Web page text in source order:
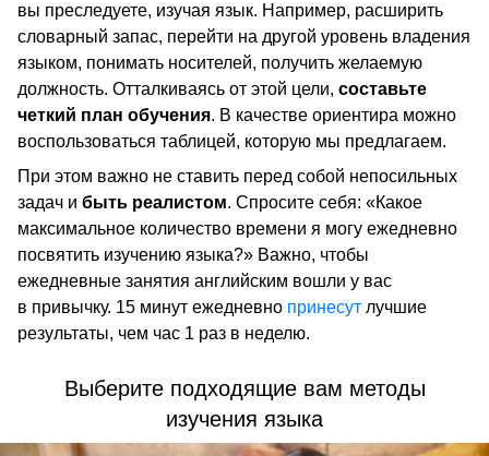
вы преследуете, изучая язык. Например, расширить
словарный запас, перейти на другой уровень владения
языком, понимать носителей, получить желаемую
должность. Отталкиваясь от этой цели, составьте
четкий план обучения. В качестве ориентира можно
воспользоваться таблицей, которую мы предлагаем.
При этом важно не ставить перед собой непосильных
задач и быть реалистом. Спросите себя: «Какое
максимальное количество времени я могу ежедневно
посвятить изучению языка?» Важно, чтобы
ежедневные занятия английским вошли у вас
в привычку. 15 минут ежедневно принесут лучшие
результаты, чем час 1 раз в неделю.
Выберите подходящие вам методы
изучения языка